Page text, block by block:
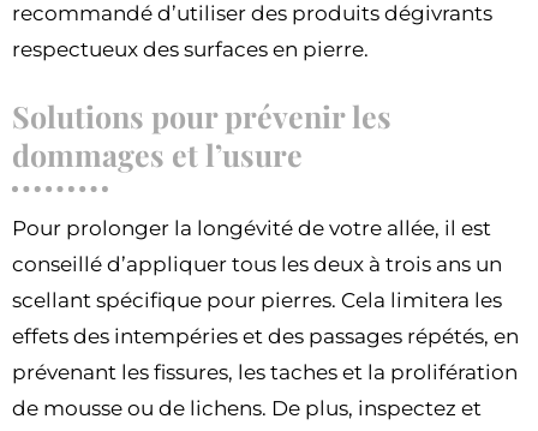
recommandé d’utiliser des produits dégivrants
respectueux des surfaces en pierre.
Solutions pour prévenir les
dommages et l’usure
Pour prolonger la longévité de votre allée, il est
conseillé d’appliquer tous les deux à trois ans un
scellant spécifique pour pierres. Cela limitera les
effets des intempéries et des passages répétés, en
prévenant les fissures, les taches et la prolifération
de mousse ou de lichens. De plus, inspectez et